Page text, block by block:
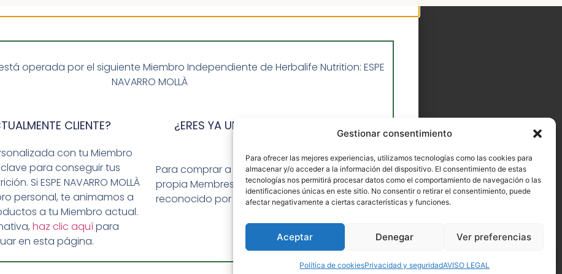
Gestionar consentimiento
Para ofrecer las mejores experiencias, utilizamos tecnologías como las cookies para
almacenar y/o acceder a la información del dispositivo. El consentimiento de estas
tecnologías nos permitirá procesar datos como el comportamiento de navegación o las
identificaciones únicas en este sitio. No consentir o retirar el consentimiento, puede
afectar negativamente a ciertas características y funciones.
Aceptar Denegar Ver preferencias
Política de cookiesPrivacidad y seguridadAVISO LEGAL
operada por el siguiente Miembro Independiente de Herbalife Nutrition: ESPE
NAVARRO MOLLÀ
CLIENTE?
con tu Miembro
para conseguir tus
Si ESPE NAVARRO MOLLÀ
personal, te animamos a
a tu Miembro actual.
haz clic aquípara
en esta página.
¿ERES YA UN MIEMBRO DE HERBALIFE
Para comprar a través de la cuenta de tu
propia Membresía y ser plenamente
reconocido por favor visitamyherbalife.com